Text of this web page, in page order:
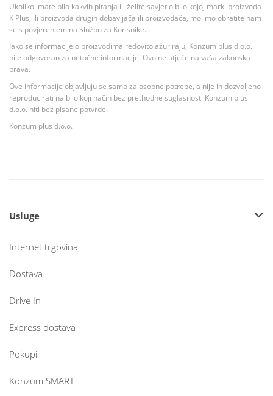
Ukoliko imate bilo kakvih pitanja ili želite savjet o bilo kojoj marki proizvoda
K Plus, ili proizvoda drugih dobavljača ili proizvođača, molimo obratite nam
se s povjerenjem na Službu za Korisnike.
Iako se informacije o proizvodima redovito ažuriraju, Konzum plus d.o.o.
nije odgovoran za netočne informacije. Ovo ne utječe na vaša zakonska
prava.
Ove informacije objavljuju se samo za osobne potrebe, a nije ih dozvoljeno
reproducirati na bilo koji način bez prethodne suglasnosti Konzum plus
d.o.o. niti bez pisane potvrde.
Konzum plus d.o.o.
Usluge
Internet trgovina
Dostava
Drive In
Express dostava
Pokupi
Konzum SMART